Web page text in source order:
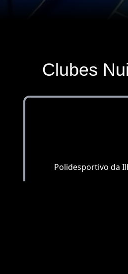
Clubes
Polidesportivo da